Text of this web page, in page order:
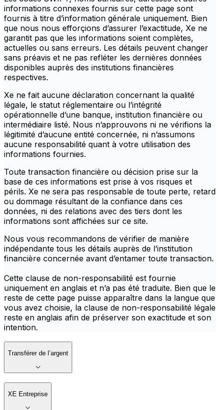
informations connexes fournis sur cette page sont
fournis à titre d’information générale uniquement. Bien
que nous nous efforçions d’assurer l’exactitude, Xe ne
garantit pas que les informations soient complètes,
actuelles ou sans erreurs. Les détails peuvent changer
sans préavis et ne pas refléter les dernières données
disponibles auprès des institutions financières
respectives.
Xe ne fait aucune déclaration concernant la qualité
légale, le statut réglementaire ou l’intégrité
opérationnelle d’une banque, institution financière ou
intermédiaire listé. Nous n’approuvons ni ne vérifions la
légitimité d’aucune entité concernée, ni n’assumons
aucune responsabilité quant à votre utilisation des
informations fournies.
Toute transaction financière ou décision prise sur la
base de ces informations est prise à vos risques et
périls. Xe ne sera pas responsable de toute perte, retard
ou dommage résultant de la confiance dans ces
données, ni des relations avec des tiers dont les
informations sont affichées sur ce site.
Nous vous recommandons de vérifier de manière
indépendante tous les détails auprès de l’institution
financière concernée avant d’entamer toute transaction.
Cette clause de non-responsabilité est fournie
uniquement en anglais et n’a pas été traduite. Bien que le
reste de cette page puisse apparaître dans la langue que
vous avez choisie, la clause de non-responsabilité légale
reste en anglais afin de préserver son exactitude et son
intention.
Transférer de l’argent
XE Entreprise